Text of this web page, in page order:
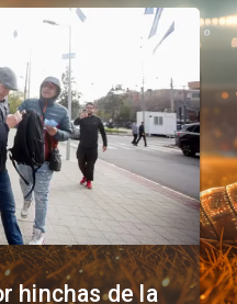
con Colo